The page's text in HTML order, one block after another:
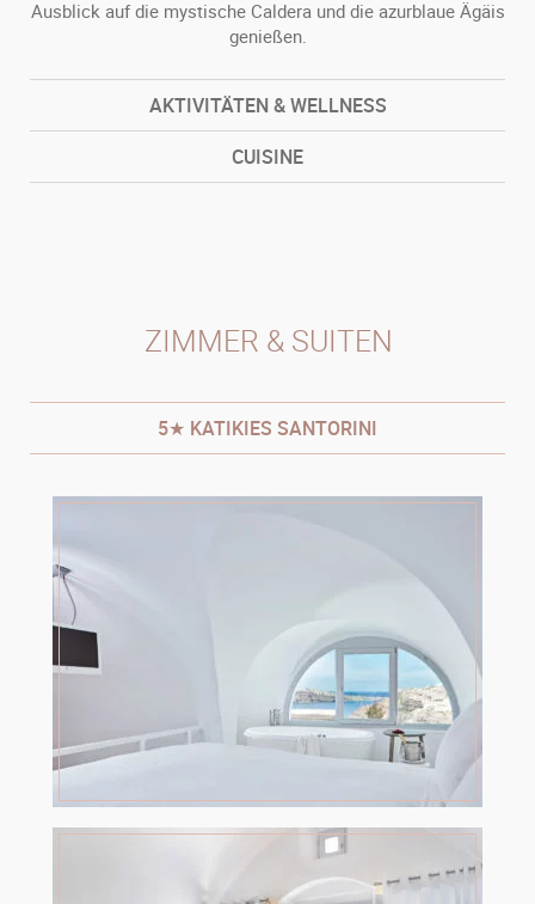
Ausblick auf die mystische Caldera und die azurblaue Ägäis
genießen.
AKTIVITÄTEN & WELLNESS
CUISINE
ZIMMER & SUITEN
5★ KATIKIES SANTORINI